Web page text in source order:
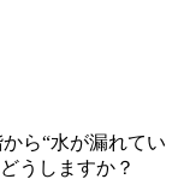
ら“水が漏れてい
うしますか？